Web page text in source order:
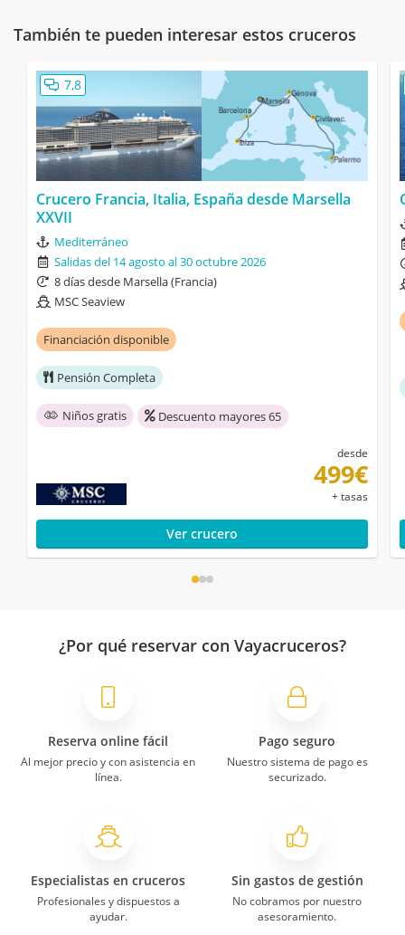
También te pueden interesar estos cruceros
7,8
Crucero Francia, Italia, España desde Marsella
XXVII
Mediterráneo
Salidas del 14 agosto al 30 octubre 2026
8 días desde Marsella (Francia)
MSC Seaview
Financiación disponible
Pensión Completa
Niños gratis Descuento mayores 65
desde
499€
+ tasas
Ver crucero
¿Por qué reservar con Vayacruceros?
Reserva online fácil
Al mejor precio y con asistencia en
línea.
Pago seguro
Nuestro sistema de pago es
securizado.
Especialistas en cruceros
Profesionales y dispuestos a
ayudar.
Sin gastos de gestión
No cobramos por nuestro
asesoramiento.